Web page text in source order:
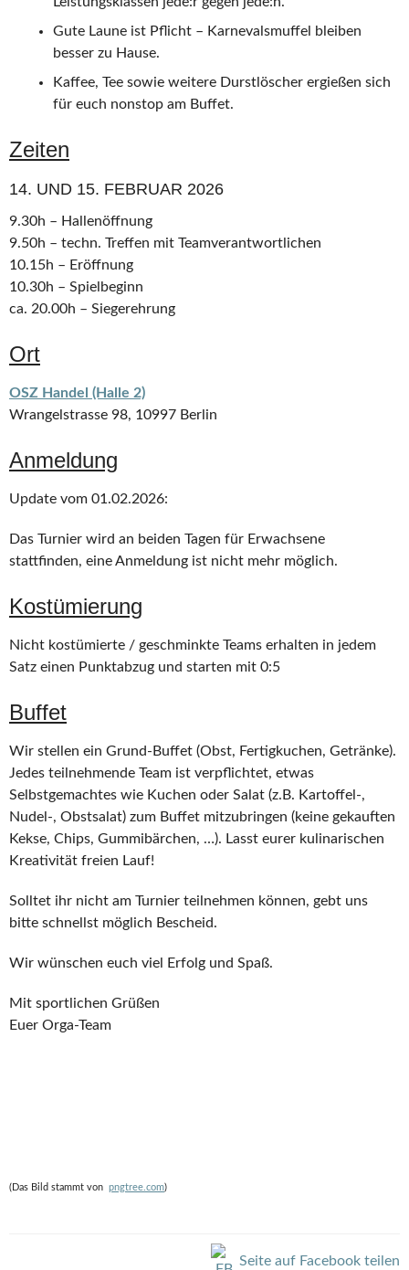
Gute Laune ist Pflicht – Karnevalsmuffel bleiben
besser zu Hause.
Kaffee, Tee sowie weitere Durstlöscher ergießen sich
für euch nonstop am Buffet.
Zeiten
14. UND 15. FEBRUAR 2026
9.30h – Hallenöffnung
9.50h – techn. Treffen mit Teamverantwortlichen
10.15h – Eröffnung
10.30h – Spielbeginn
ca. 20.00h – Siegerehrung
Ort
OSZ Handel (Halle 2)
Wrangelstrasse 98, 10997 Berlin
Anmeldung
Update vom 01.02.2026:
Das Turnier wird an beiden Tagen für Erwachsene
stattfinden, eine Anmeldung ist nicht mehr möglich.
Kostümierung
Nicht kostümierte / geschminkte Teams erhalten in jedem
Satz einen Punktabzug und starten mit 0:5
Buffet
Wir stellen ein Grund-Buffet (Obst, Fertigkuchen, Getränke).
Jedes teilnehmende Team ist verpflichtet, etwas
Selbstgemachtes wie Kuchen oder Salat (z.B. Kartoffel-,
Nudel-, Obstsalat) zum Buffet mitzubringen (keine gekauften
Kekse, Chips, Gummibärchen, …). Lasst eurer kulinarischen
Kreativität freien Lauf!
Solltet ihr nicht am Turnier teilnehmen können, gebt uns
bitte schnellst möglich Bescheid.
Wir wünschen euch viel Erfolg und Spaß.
Mit sportlichen Grüßen
Euer Orga-Team
(Das Bild stammt von pngtree.com)
Seite auf Facebook teilen